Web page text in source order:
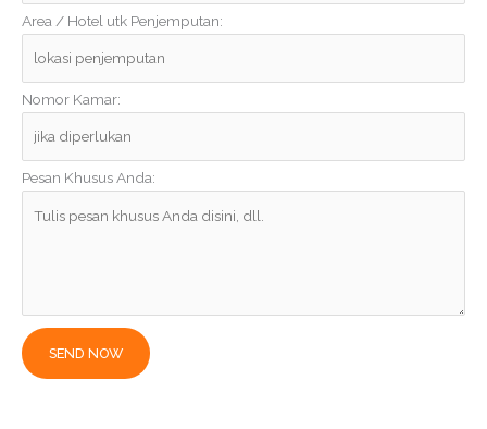
Area / Hotel utk Penjemputan:
Nomor Kamar:
Pesan Khusus Anda: